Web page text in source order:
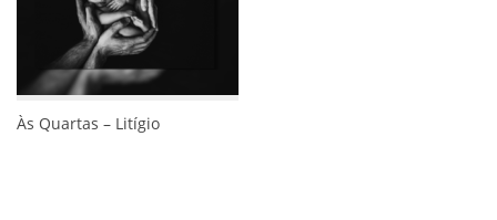
Às Quartas – Litígio